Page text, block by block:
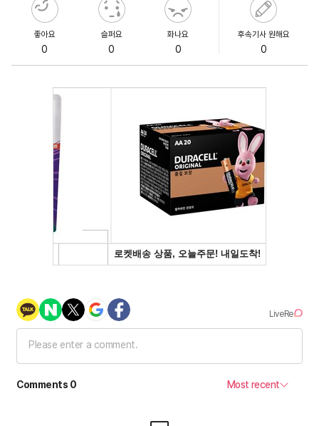
좋아요
0
슬퍼요
0
화나요
0
후속기사 원해요
0